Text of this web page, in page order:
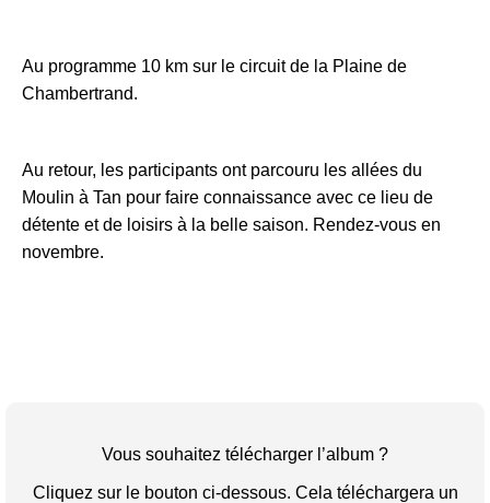
Au programme 10 km sur le circuit de la Plaine de
Chambertrand.
Au retour, les participants ont parcouru les allées du
Moulin à Tan pour faire connaissance avec ce lieu de
détente et de loisirs à la belle saison. Rendez-vous en
novembre.
Vous souhaitez télécharger l’album ?
Cliquez sur le bouton ci-dessous. Cela téléchargera un